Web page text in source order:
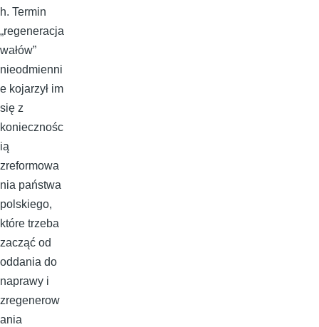
h. Termin
„regeneracja
wałów”
nieodmienni
e kojarzył im
się z
koniecznośc
ią
zreformowa
nia państwa
polskiego,
które trzeba
zacząć od
oddania do
naprawy i
zregenerow
ania